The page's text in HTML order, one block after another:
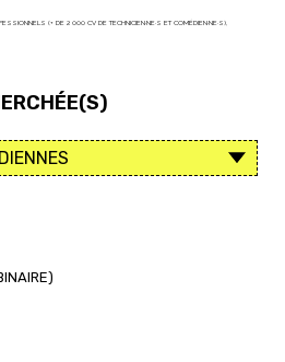
(+ DE 2 000 CV DE TECHNICIEN·NE·S ET COMÉDIEN·NE·S),